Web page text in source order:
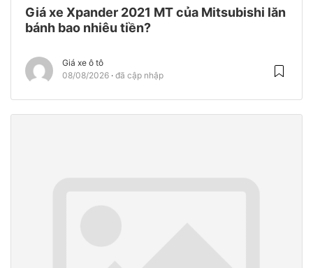
Giá xe Xpander 2021 MT của Mitsubishi lăn
bánh bao nhiêu tiền?
Giá xe ô tô
08/08/2026 đã cập nhập